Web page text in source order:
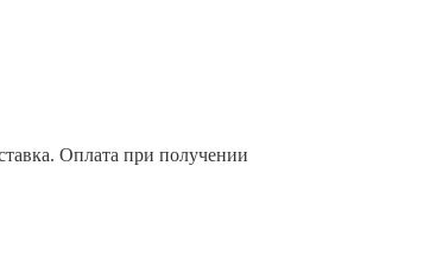
Оплата при получении